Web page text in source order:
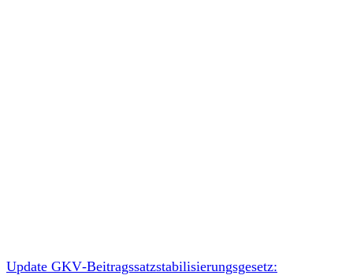
Update GKV‑Beitragssatzstabilisierungsgesetz: